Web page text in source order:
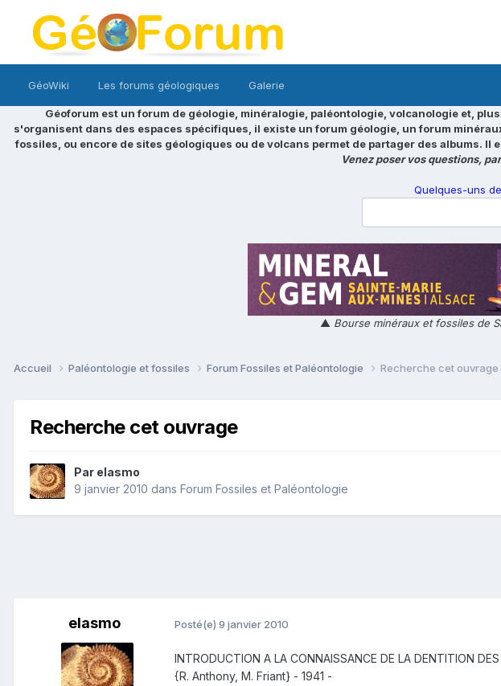
GéoWiki Les forums géologiques Galerie
Géoforum est un forum de géologie, minéralogie, paléontologie, volcanologie et,
s'organisent dans des espaces spécifiques, il existe un forum géologie, un forum
fossiles, ou encore de sites géologiques ou de volcans permet de partager des albums.
Venez poser vos questions,
Quelques-uns
▲ Bourse minéraux et fossiles de
Accueil Paléontologie et fossiles Forum Fossiles et Paléontologie Recherche cet ouvrage
Recherche cet ouvrage
Par elasmo
9 janvier 2010 dans Forum Fossiles et Paléontologie
elasmo Posté(e) 9 janvier 2010
INTRODUCTION A LA CONNAISSANCE DE LA DENTITION DES
{R. Anthony, M. Friant} - 1941 -